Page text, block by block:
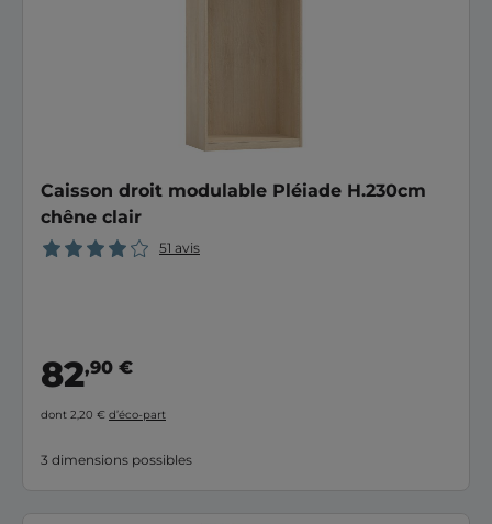
Caisson droit modulable Pléiade H.230cm
chêne clair
51 avis
82,90 €
dont 2,20 € d’éco-part
3 dimensions possibles